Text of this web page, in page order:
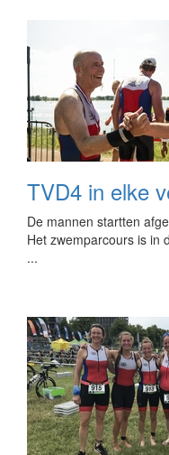
TVD4 in elke
De mannen startten
Het zwemparcours is in
...